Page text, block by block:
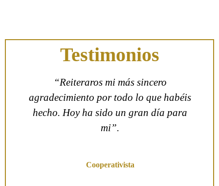
Testimonios
“Reiteraros mi más sincero
agradecimiento por todo lo que habéis
hecho. Hoy ha sido un gran día para
mi”.
Cooperativista